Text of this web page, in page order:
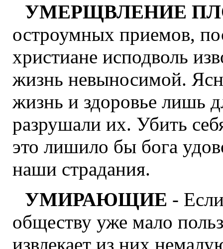
УМЕРЩВЛЕНИЕ
остроумных приемов,
христиане исподволь
жизнь невыносимой.
жизнь и здоровье лишь
разрушали их. Убить
это лишило бы бога
наши страдания.
УМИРАЮЩИЕ -
обществу уже мало
извлекает из них